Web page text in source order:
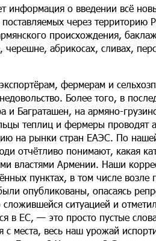
информация о введении всё
через территорию
происхождения,
абрикосах, сливах,
фермерам и
Более того, в
и Баграташен, на армяно-
теплиц и фермеры проводят
на рынки стран ЕАЭС. По
отчётливо понимают, какая
властями Армении. Наши
пунктах, в том числе возле
опубликованы, опасаясь
ситуацией и
в ЕС, — это просто пустые
с места, весь наш урожай